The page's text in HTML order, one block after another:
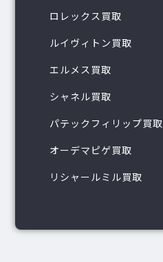
ロレックス買取
ルイヴィトン買取
エルメス買取
シャネル買取
パテックフィリップ買取
オーデマピゲ買取
リシャールミル買取